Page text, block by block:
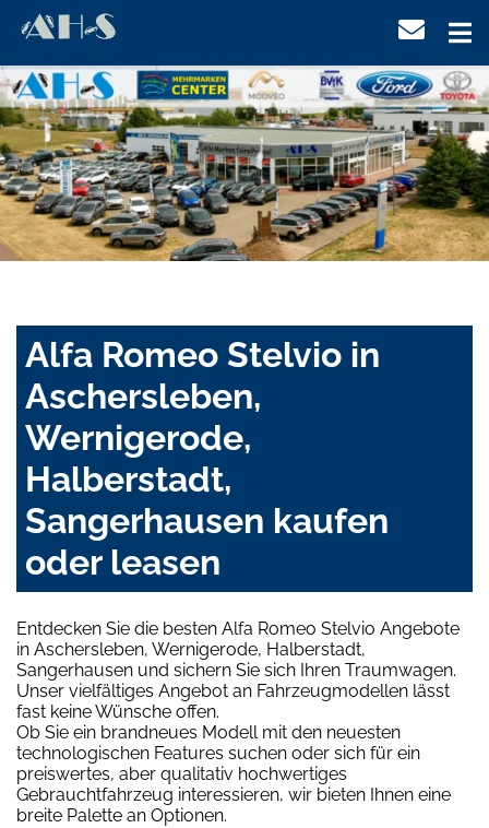
Alfa Romeo Stelvio in
Aschersleben,
Wernigerode,
Halberstadt,
Sangerhausen kaufen
oder leasen
Entdecken Sie die besten Alfa Romeo Stelvio Angebote
in Aschersleben, Wernigerode, Halberstadt,
Sangerhausen und sichern Sie sich Ihren Traumwagen.
Unser vielfältiges Angebot an Fahrzeugmodellen lässt
fast keine Wünsche offen.
Ob Sie ein brandneues Modell mit den neuesten
technologischen Features suchen oder sich für ein
preiswertes, aber qualitativ hochwertiges
Gebrauchtfahrzeug interessieren, wir bieten Ihnen eine
breite Palette an Optionen.